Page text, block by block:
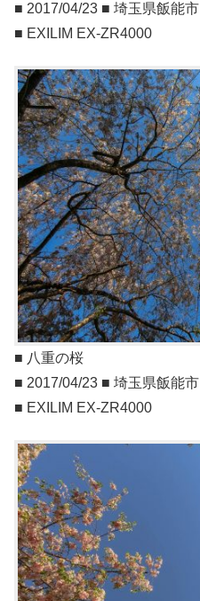
■ 2017/04/23 ■ 埼玉県飯能市
■ EXILIM EX-ZR4000
■ 八重の桜
■ 2017/04/23 ■ 埼玉県飯能市
■ EXILIM EX-ZR4000